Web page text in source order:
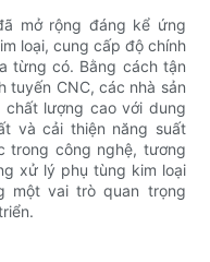
mở rộng đáng kể ứng
loại, cung cấp độ chính
từng có. Bằng cách tận
tuyến CNC, các nhà sản
lượng cao với dung
và cải thiện năng suất
trong công nghệ, tương
xử lý phụ tùng kim loại
một vai trò quan trọng